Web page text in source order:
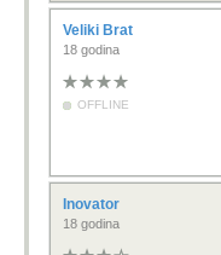
Veliki Brat
18 godina
OFFLINE
Inovator
18 godina